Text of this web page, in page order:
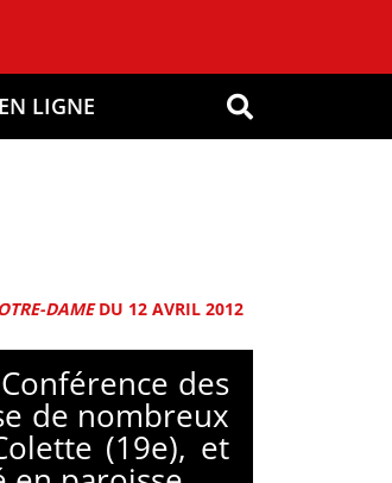
OK
LIGNE
DAMEDU 12 AVRIL 2012
des
de nombreux
(19e), et